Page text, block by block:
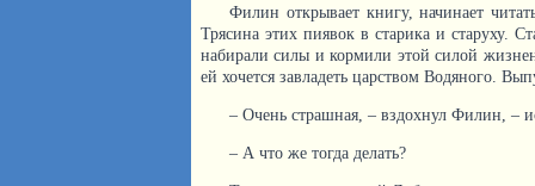
Филин открывает книгу, начинает
Трясина этих пиявок в старика и старуху.
набирали силы и кормили этой силой
ей хочется завладеть царством Водяного.
– Очень страшная, – вздохнул Филин, –
– А что же тогда делать?